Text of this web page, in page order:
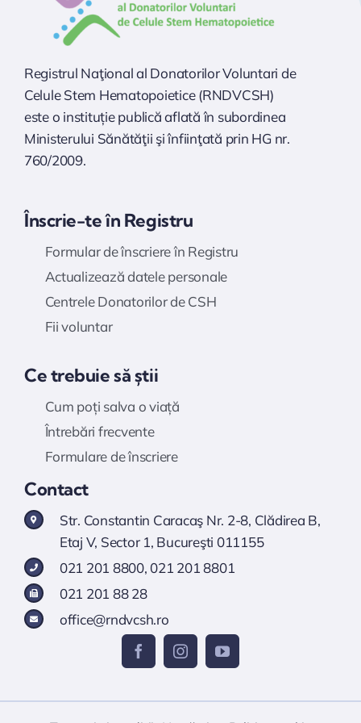
Registrul Naţional al Donatorilor Voluntari de
Celule Stem Hematopoietice (RNDVCSH)
este o instituție publică aflată în subordinea
Ministerului Sănătăţii şi înfiinţată prin HG nr.
760/2009.
Înscrie-te în Registru
Formular de înscriere în Registru
Actualizează datele personale
Centrele Donatorilor de CSH
Fii voluntar
Ce trebuie să știi
Cum poți salva o viață
Întrebări frecvente
Formulare de înscriere
Contact
Str. Constantin Caracaş Nr. 2-8, Clădirea B,
Etaj V, Sector 1, Bucureşti 011155
021 201 8800, 021 201 8801
021 201 88 28
office@rndvcsh.ro